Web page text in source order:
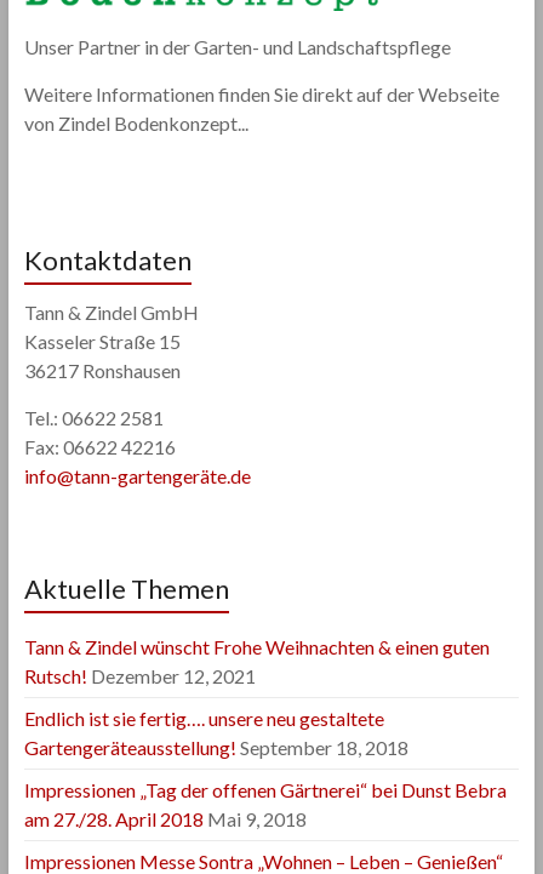
Unser Partner in der Garten- und Landschaftspflege
Weitere Informationen finden Sie direkt auf der Webseite
von Zindel Bodenkonzept...
Kontaktdaten
Tann & Zindel GmbH
Kasseler Straße 15
36217 Ronshausen
Tel.: 06622 2581
Fax: 06622 42216
info@tann-gartengeräte.de
Aktuelle Themen
Tann & Zindel wünscht Frohe Weihnachten & einen guten
Rutsch! Dezember 12, 2021
Endlich ist sie fertig…. unsere neu gestaltete
Gartengeräteausstellung! September 18, 2018
Impressionen „Tag der offenen Gärtnerei“ bei Dunst Bebra
am 27./28. April 2018 Mai 9, 2018
Impressionen Messe Sontra „Wohnen – Leben – Genießen“